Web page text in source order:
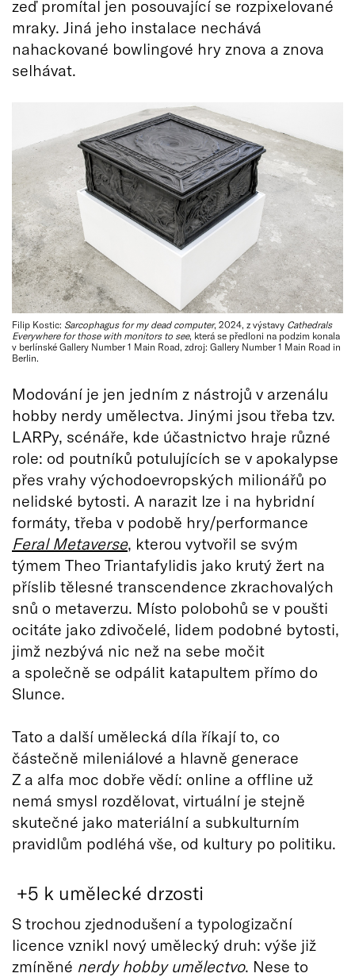
zeď promítal jen posouvající se rozpixelované
mraky. Jiná jeho instalace nechává
nahackované bowlingové hry znova a znova
selhávat.
Filip Kostic: Sarcophagus for my dead computer, 2024, z výstavy Cathedrals
Everywhere for those with monitors to see, která se předloni na podzim konala
v berlínské Gallery Number 1 Main Road, zdroj: Gallery Number 1 Main Road in
Berlin.
Modování je jen jedním z nástrojů v arzenálu
hobby nerdy umělectva. Jinými jsou třeba tzv.
LARPy, scénáře, kde účastnictvo hraje různé
role: od poutníků potulujících se v apokalypse
přes vrahy východoevropských milionářů po
nelidské bytosti. A narazit lze i na hybridní
formáty, třeba v podobě hry/performance
Feral Metaverse, kterou vytvořil se svým
týmem Theo Triantafylidis jako krutý žert na
příslib tělesné transcendence zkrachovalých
snů o metaverzu. Místo polobohů se v poušti
ocitáte jako zdivočelé, lidem podobné bytosti,
jimž nezbývá nic než na sebe močit
a společně se odpálit katapultem přímo do
Slunce.
Tato a další umělecká díla říkají to, co
částečně mileniálové a hlavně generace
Z a alfa moc dobře vědí: online a offline už
nemá smysl rozdělovat, virtuální je stejně
skutečné jako materiální a subkulturním
pravidlům podléhá vše, od kultury po politiku.
+5 k umělecké drzosti
S trochou zjednodušení a typologizační
licence vznikl nový umělecký druh: výše již
zmíněné nerdy hobby umělectvo. Nese to